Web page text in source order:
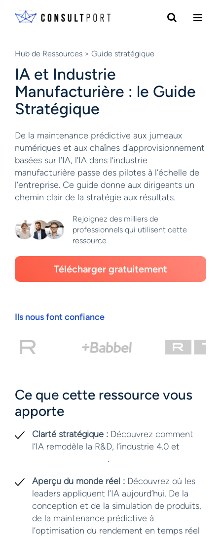
Hub de Ressources > Guide stratégique
IA et Industrie
Manufacturière : le Guide
Stratégique
De la maintenance prédictive aux jumeaux
numériques et aux chaînes d’approvisionnement
basées sur l’IA, l’IA dans l’industrie
manufacturière passe des pilotes à l’échelle de
l’entreprise. Ce guide donne aux dirigeants un
chemin clair de la stratégie aux résultats.
Rejoignez des milliers de
professionnels qui utilisent cette
ressource
Télécharger gratuitement
Ils nous font confiance
Ce que cette ressource vous
apporte
Clarté stratégique : Découvrez comment
l’IA remodèle la R&D, l’industrie 4.0 et
.
Aperçu du monde réel : Découvrez où les
leaders appliquent l’IA aujourd’hui. De la
conception et de la simulation de produits,
de la maintenance prédictive à
l’optimisation du rendement en temps réel